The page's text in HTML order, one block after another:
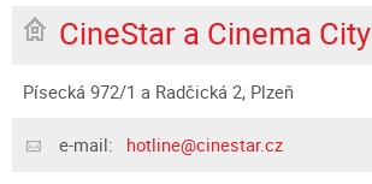
CineStar a Cinema City
Písecká 972/1 a Radčická 2, Plzeň
e-mail: hotline@cinestar.cz